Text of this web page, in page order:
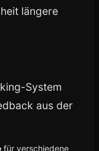
längere
System
aus der
für verschiedene